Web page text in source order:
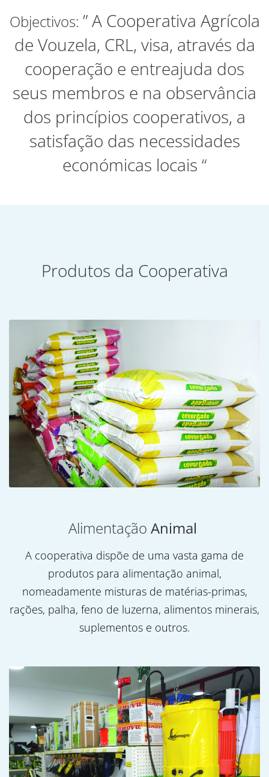
Objectivos: ” A Cooperativa Agrícola
de Vouzela, CRL, visa, através da
cooperação e entreajuda dos
seus membros e na observância
dos princípios cooperativos, a
satisfação das necessidades
económicas locais “
Produtos da Cooperativa
Alimentação Animal
A cooperativa dispõe de uma vasta gama de
produtos para alimentação animal,
nomeadamente misturas de matérias-primas,
rações, palha, feno de luzerna, alimentos minerais,
suplementos e outros.